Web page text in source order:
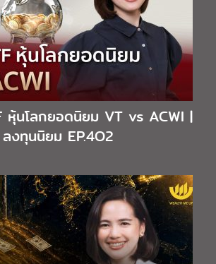
หุ้นโลกยอดนิยม VT vs ACWI |
ลงทุนนิยม EP.4O2